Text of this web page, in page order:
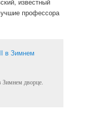
профессора
Зимнем дворце.